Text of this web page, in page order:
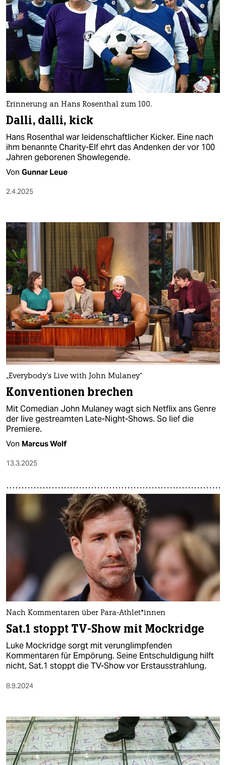
Erinnerung an Hans Rosenthal zum 100.
Dalli, dalli, kick
Hans Rosenthal war leidenschaftlicher Kicker. Eine nach
ihm benannte Charity-Elf ehrt das Andenken der vor 100
Jahren geborenen Showlegende.
Von Gunnar Leue
2.4.2025
„Everybody's Live with John Mulaney“
Konventionen brechen
Mit Comedian John Mulaney wagt sich Netflix ans Genre
der live gestreamten Late-Night-Shows. So lief die
Premiere.
Von Marcus Wolf
13.3.2025
Nach Kommentaren über Para-Athlet*innen
Sat.1 stoppt TV-Show mit Mockridge
Luke Mockridge sorgt mit verunglimpfenden
Kommentaren für Empörung. Seine Entschuldigung hilft
nicht, Sat.1 stoppt die TV-Show vor Erstausstrahlung.
8.9.2024